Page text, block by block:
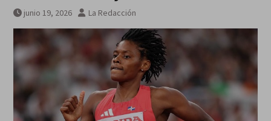
junio 19, 2026 La Redacción